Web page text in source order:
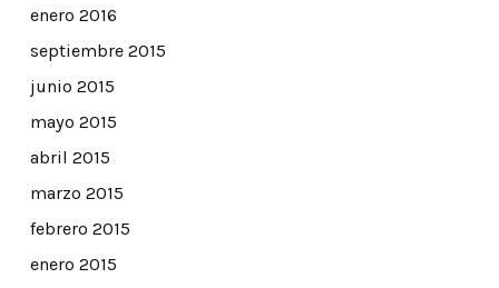
enero 2016
septiembre 2015
junio 2015
mayo 2015
abril 2015
marzo 2015
febrero 2015
enero 2015